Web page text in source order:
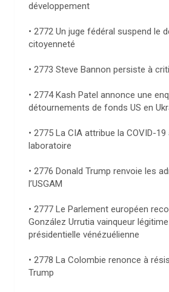
développement
• 2772 Un juge fédéral suspend le
citoyenneté
• 2773 Steve Bannon persiste à
• 2774 Kash Patel annonce une
détournements de fonds US en
• 2775 La CIA attribue la COVID-
laboratoire
• 2776 Donald Trump renvoie les
l’USGAM
• 2777 Le Parlement européen
González Urrutia vainqueur
présidentielle vénézuélienne
• 2778 La Colombie renonce à
Trump